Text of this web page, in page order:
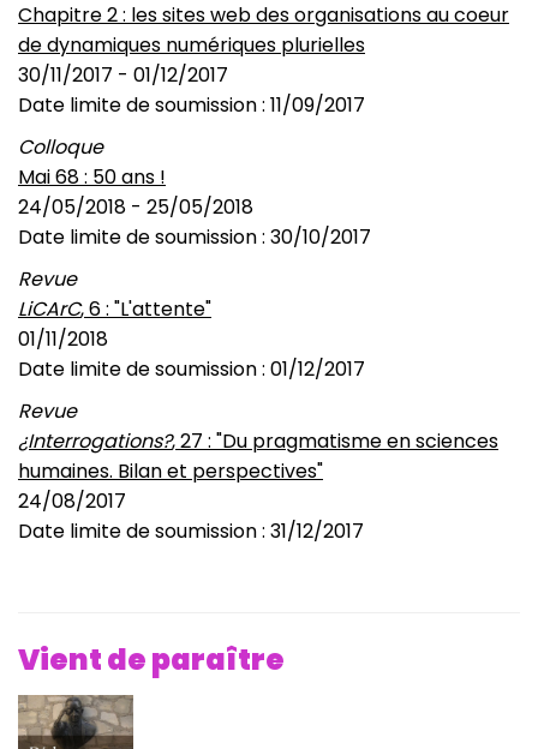
Chapitre 2 : les sites web des organisations au coeur
de dynamiques numériques plurielles
30/11/2017 - 01/12/2017
Date limite de soumission : 11/09/2017
Colloque
Mai 68 : 50 ans !
24/05/2018 - 25/05/2018
Date limite de soumission : 30/10/2017
Revue
LiCArC, 6 : "L'attente"
01/11/2018
Date limite de soumission : 01/12/2017
Revue
¿Interrogations?, 27 : "Du pragmatisme en sciences
humaines. Bilan et perspectives"
24/08/2017
Date limite de soumission : 31/12/2017
Vient de paraître